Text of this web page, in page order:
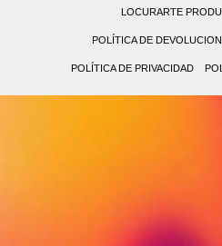
LOCURARTE
POLÍTICA DE
POLÍTICA DE PRIVACIDAD